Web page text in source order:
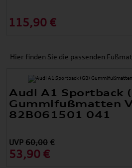
115,90 €
Hier finden Sie die passenden
Audi A1 Sportback
Gummifußmatten
82B061501 041
UVP60,00 €
53,90 €